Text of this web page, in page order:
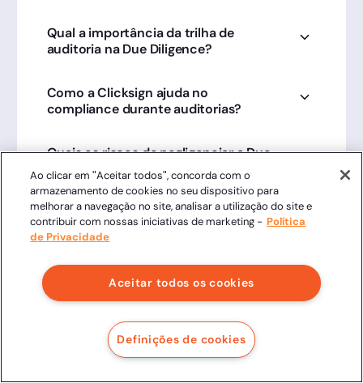
só plataforma. Com a Clicksign, o acesso às
provas e contratos assinados é imediato e
Qual a importância da trilha de
auditoria na Due Diligence?
acordos. A Clicksign gera logs detalhados que
são essenciais para investidores, advogados e
Como a Clicksign ajuda no
compliance durante auditorias?
e comerciais estejam em conformidade legal e
facilmente recuperáveis para análise técnica
profunda.
Quais os riscos de negligenciar a Due
Diligence documental?
Passivos ocultos e prejuízos jurídicos graves.
Utilizar a Clicksign garante que a
documentação analisada seja autêntica e
juridicamente íntegra.
Ao clicar em "Aceitar todos", concorda com o
armazenamento de cookies no seu dispositivo para
melhorar a navegação no site, analisar a utilização do site e
contribuir com nossas iniciativas de marketing - Política
de Privacidade
Aceitar todos os cookies
Definições de cookies